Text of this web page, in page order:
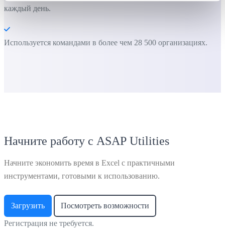
каждый день.
Используется командами в более чем 28 500 организациях.
Начните работу с ASAP Utilities
Начните экономить время в Excel с практичными
инструментами, готовыми к использованию.
Загрузить Посмотреть возможности
Регистрация не требуется.